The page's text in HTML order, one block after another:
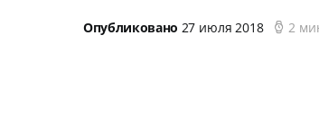
Опубликовано 27 июля 2018 2